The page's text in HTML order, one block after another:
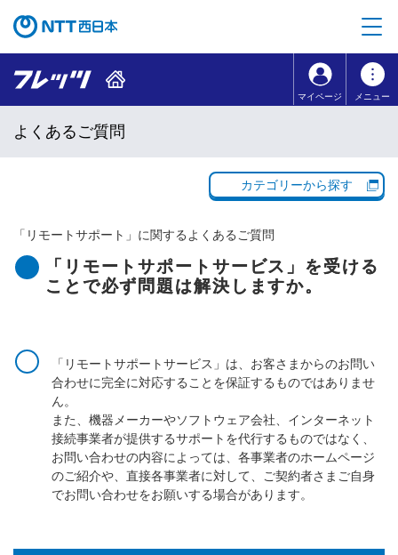
コンテンツのリンクナビゲーションへ移動
マイページ メニュー
よくあるご質問
カテゴリーから探す
「 リモートサポート 」に関するよくあるご質問
「リモートサポートサービス」を受ける
ことで必ず問題は解決しますか。
「リモートサポートサービス」は、お客さまからのお問い
合わせに完全に対応することを保証するものではありませ
ん。
また、機器メーカーやソフトウェア会社、インターネット
接続事業者が提供するサポートを代行するものではなく、
お問い合わせの内容によっては、各事業者のホームページ
のご紹介や、直接各事業者に対して、ご契約者さまご自身
でお問い合わせをお願いする場合があります。